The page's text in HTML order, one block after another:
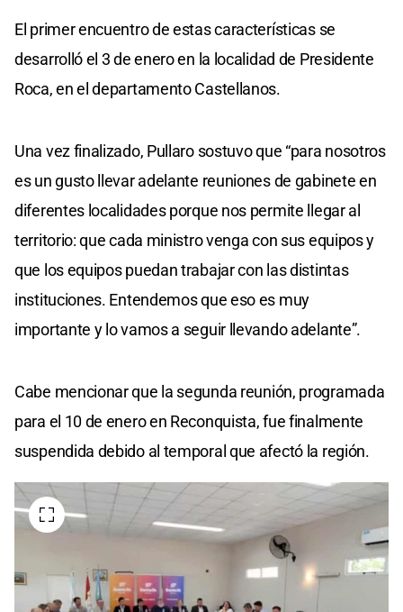
El primer encuentro de estas características se
desarrolló el 3 de enero en la localidad de Presidente
Roca, en el departamento Castellanos.
Una vez finalizado, Pullaro sostuvo que “para nosotros
es un gusto llevar adelante reuniones de gabinete en
diferentes localidades porque nos permite llegar al
territorio: que cada ministro venga con sus equipos y
que los equipos puedan trabajar con las distintas
instituciones. Entendemos que eso es muy
importante y lo vamos a seguir llevando adelante”.
Cabe mencionar que la segunda reunión, programada
para el 10 de enero en Reconquista, fue finalmente
suspendida debido al temporal que afectó la región.